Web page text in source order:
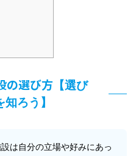
の選び方【選び
ろう】
は自分の立場や好みにあっ